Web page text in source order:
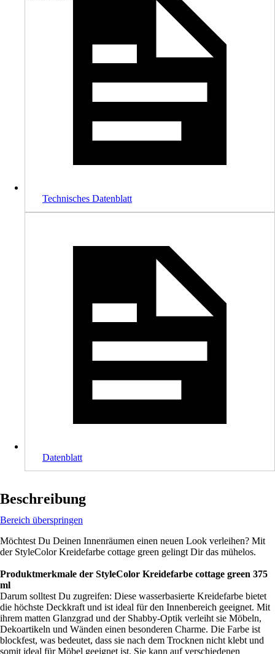
Technisches Datenblatt
Datenblatt
Beschreibung
Bereich überspringen
Möchtest Du Deinen Innenräumen einen neuen Look verleihen? Mit
der StyleColor Kreidefarbe cottage green gelingt Dir das mühelos.
Produktmerkmale der StyleColor Kreidefarbe cottage green 375
ml
Darum solltest Du zugreifen: Diese wasserbasierte Kreidefarbe bietet
die höchste Deckkraft und ist ideal für den Innenbereich geeignet. Mit
ihrem matten Glanzgrad und der Shabby-Optik verleiht sie Möbeln,
Dekoartikeln und Wänden einen besonderen Charme. Die Farbe ist
blockfest, was bedeutet, dass sie nach dem Trocknen nicht klebt und
somit ideal für Möbel geeignet ist. Sie kann auf verschiedenen